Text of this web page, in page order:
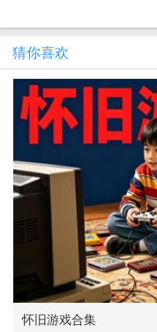
猜你喜欢
怀旧游戏合集